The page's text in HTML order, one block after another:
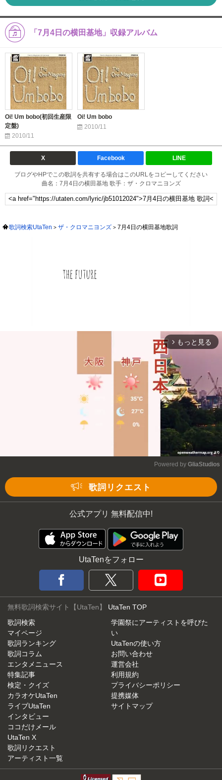
「7月4日の横田基地」収録アルバム
Oi! Um bobo(初回生産限
定盤)
2010/11
Oi! Um bobo
2010/11
X Facebook LINE
ブログやHPでこの歌詞を共有する場合はこのURLをコピーしてください
曲名：7月4日の横田基地 歌手：ザ・クロマニヨンズ
歌詞検索UtaTen ザ・クロマニヨンズ 7月4日の横田基地歌詞
arrow_forward_ios もっと見る
Powered by GliaStudios
歌詞リクエスト
公式アプリ 無料配信中!
UtaTenをフォロー
無料歌詞検索サイト【UtaTen】 UtaTen TOP
歌詞検索
マイページ
歌詞ランキング
歌詞コラム
エンタメニュース
特集記事
検定・クイズ
カラオケUtaTen
ライブUtaTen
インタビュー
ココだけメール
UtaTen X
歌詞リクエスト
アーティスト一覧
学園祭にアーティストを呼びた
い
UtaTenの使い方
お問い合わせ
運営会社
利用規約
プライバシーポリシー
提携媒体
サイトマップ